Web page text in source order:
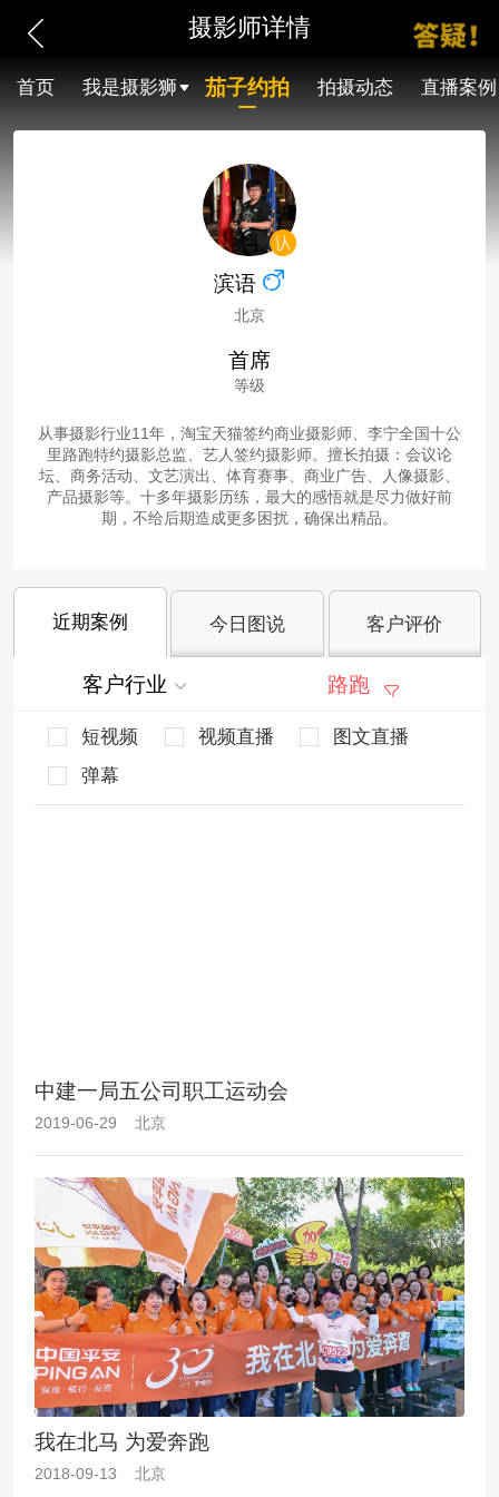
摄影师详情
首页 我是摄影狮 茄子约拍 拍摄动态 直播案例
滨语
北京
首席
等级
从事摄影行业11年，淘宝天猫签约商业摄影师、李宁全国十公
里路跑特约摄影总监、艺人签约摄影师。擅长拍摄：会议论
坛、商务活动、文艺演出、体育赛事、商业广告、人像摄影、
产品摄影等。十多年摄影历练，最大的感悟就是尽力做好前
期，不给后期造成更多困扰，确保出精品。
近期案例 今日图说 客户评价
客户行业 路跑
短视频 视频直播
图文直播
弹幕
中建一局五公司职工运动会
2019-06-29 北京
我在北马 为爱奔跑
2018-09-13 北京